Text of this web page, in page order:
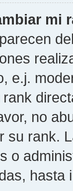
mi
e.j.
no
su rank.
o
hasta